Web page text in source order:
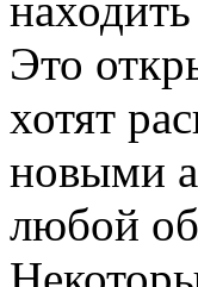
Это
хотят
новыми
любой